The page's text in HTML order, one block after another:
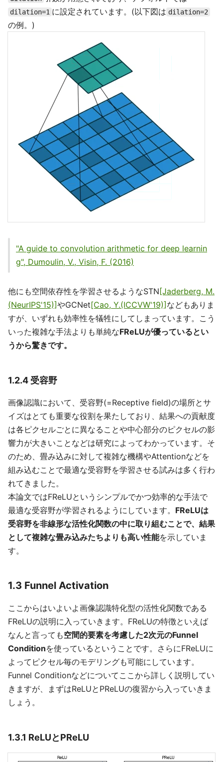
dilation=1 に設定されています。(以下図は dilation=2
の例。)
"A guide to convolution arithmetic for deep learnin
g", Dumoulin, V., Visin, F. (2016)
他にも空間依存性を学習させるようなSTN[Jaderberg, M.
(NeurIPS'15)]やGCNet[Cao, Y.(ICCVW'19)]などもありま
すが、いずれも効率性を犠牲にしてしまっています。こう
いった複雑な手法よりも単純なFReLUが優っているとい
うから驚きです。
1.2.4 受容野
画像認識において、受容野(=Receptive field)の場所とサ
イズはとても重要な役割を果たしており、結果への貢献度
は各ピクセルごとに異なることや中心部分のピクセルの影
響力が大きいことなどは研究によってわかっています。そ
のため、畳み込みに対して複雑な機構やAttentionなどを
組み込むことで最適な受容野を学習させる試みは多く行わ
れてきました。
本論文ではFReLUというシンプルでかつ効率的な手法で
最適な受容野が学習されるようにしています。 FReLUは
受容野を非線形な活性化関数の中に取り組むことで、結果
として複雑な畳み込みたちよりも高い性能を示していま
す。
1.3 Funnel Activation
ここからはいよいよ画像認識特化型の活性化関数である
FReLUの説明に入っていきます。FReLUの特徴といえば
なんと言っても空間的要素を考慮した2次元のFunnel
Conditionを使っているということです。さらにFReLUに
よってピクセル毎のモデリングも可能にしています。
Funnel Conditionなどについてここから詳しく説明してい
きますが、まずはReLUとPReLUの復習から入っていきま
しょう。
1.3.1 ReLUとPReLU